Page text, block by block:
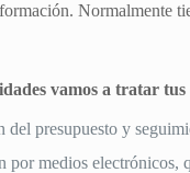
Normalmente
vamos a tratar tus
del presupuesto y
por medios electrónicos,